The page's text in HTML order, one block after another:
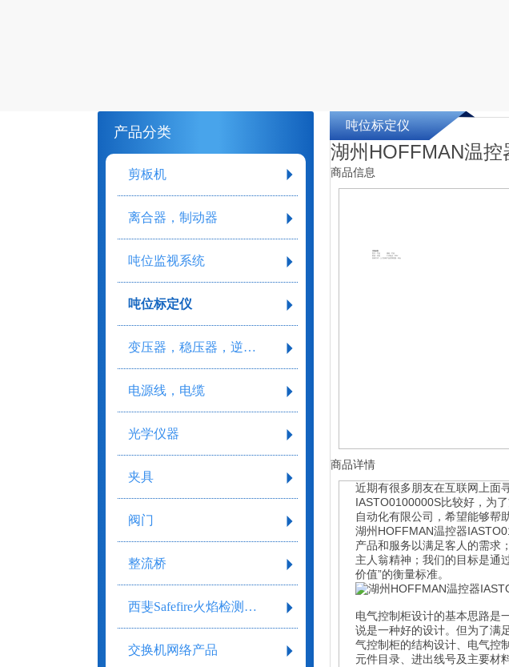
产品分类
剪板机
离合器，制动器
吨位监视系统
吨位标定仪
变压器，稳压器，逆变器
电源线，电缆
光学仪器
夹具
阀门
整流桥
西斐Safefire火焰检测系统
交换机网络产品
吨位标定仪
湖州HOFFMAN温
商品信息
商品详情
近期有很多朋友在互联网上面
IASTO0100000S比较好，为
自动化有限公司 ，希望能够帮
湖州HOFFMAN温控器
产品和服务以满足客人的需求
主人翁精神；我们的目标是通
价值”的衡量标准。
电气控制柜设计的基本思路是
说是一种好的设计。但为了满
气控制柜的结构设计、电气控
元件目录、进出线号及主要材